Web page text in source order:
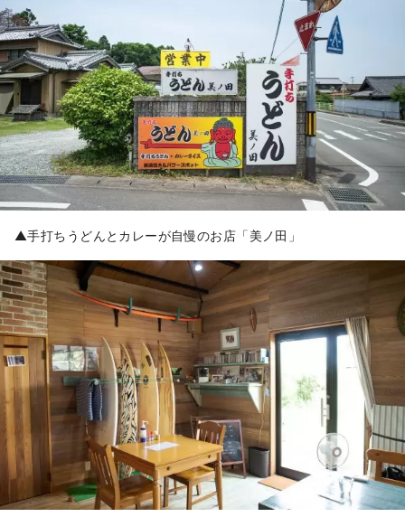
▲手打ちうどんとカレーが自慢のお店「美ノ田」